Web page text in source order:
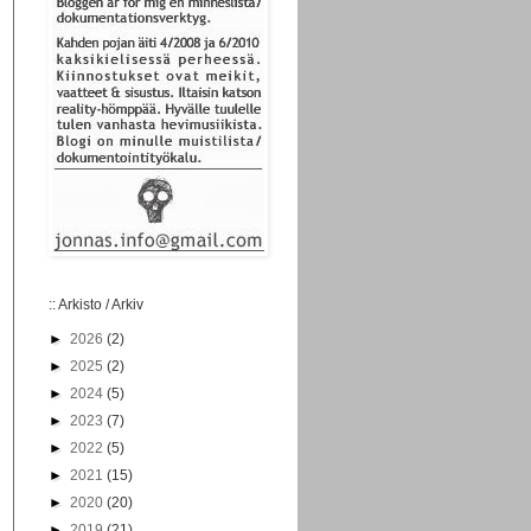
:: Arkisto / Arkiv
► 2026 (2)
► 2025 (2)
► 2024 (5)
► 2023 (7)
► 2022 (5)
► 2021 (15)
► 2020 (20)